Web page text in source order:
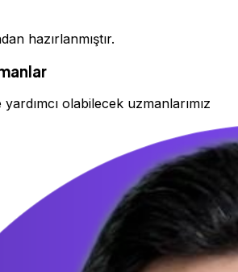
hazırlanmıştır.
olabilecek uzmanlarımız